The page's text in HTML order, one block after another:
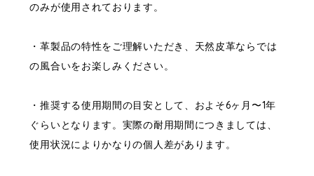
のみが使用されております。
・革製品の特性をご理解いただき、天然皮革ならでは
の風合いをお楽しみください。
・推奨する使用期間の目安として、およそ6ヶ月〜1年
ぐらいとなります。実際の耐用期間につきましては、
使用状況によりかなりの個人差があります。